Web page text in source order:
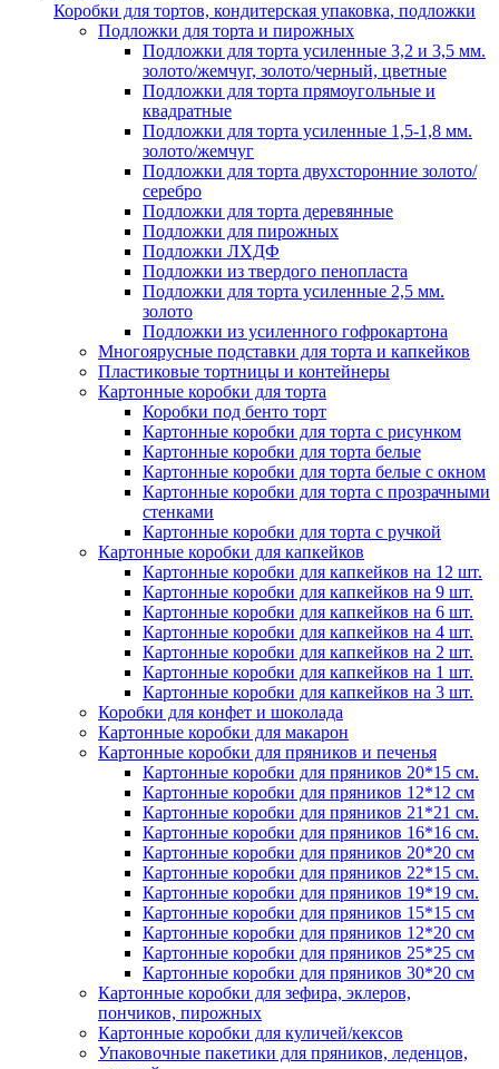
Коробки для тортов, кондитерская упаковка, подложки
Подложки для торта и пирожных
Подложки для торта усиленные 3,2 и 3,5 мм.
золото/жемчуг, золото/черный, цветные
Подложки для торта прямоугольные и
квадратные
Подложки для торта усиленные 1,5-1,8 мм.
золото/жемчуг
Подложки для торта двухсторонние золото/
серебро
Подложки для торта деревянные
Подложки для пирожных
Подложки ЛХДФ
Подложки из твердого пенопласта
Подложки для торта усиленные 2,5 мм.
золото
Подложки из усиленного гофрокартона
Многоярусные подставки для торта и капкейков
Пластиковые тортницы и контейнеры
Картонные коробки для торта
Коробки под бенто торт
Картонные коробки для торта с рисунком
Картонные коробки для торта белые
Картонные коробки для торта белые с окном
Картонные коробки для торта с прозрачными
стенками
Картонные коробки для торта с ручкой
Картонные коробки для капкейков
Картонные коробки для капкейков на 12 шт.
Картонные коробки для капкейков на 9 шт.
Картонные коробки для капкейков на 6 шт.
Картонные коробки для капкейков на 4 шт.
Картонные коробки для капкейков на 2 шт.
Картонные коробки для капкейков на 1 шт.
Картонные коробки для капкейков на 3 шт.
Коробки для конфет и шоколада
Картонные коробки для макарон
Картонные коробки для пряников и печенья
Картонные коробки для пряников 20*15 см.
Картонные коробки для пряников 12*12 см
Картонные коробки для пряников 21*21 см.
Картонные коробки для пряников 16*16 см.
Картонные коробки для пряников 20*20 см
Картонные коробки для пряников 22*15 см.
Картонные коробки для пряников 19*19 см.
Картонные коробки для пряников 15*15 см
Картонные коробки для пряников 12*20 см
Картонные коробки для пряников 25*25 см
Картонные коробки для пряников 30*20 см
Картонные коробки для зефира, эклеров,
пончиков, пирожных
Картонные коробки для куличей/кексов
Упаковочные пакетики для пряников, леденцов,